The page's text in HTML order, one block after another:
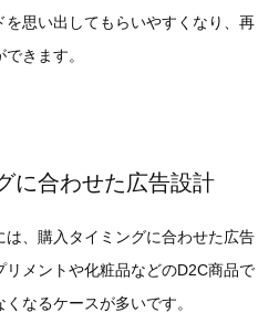
思い出してもらいやすくなり、再
きます。
に合わせた広告設計
は、購入タイミングに合わせた広告
メントや化粧品などのD2C商品で
なるケースが多いです。